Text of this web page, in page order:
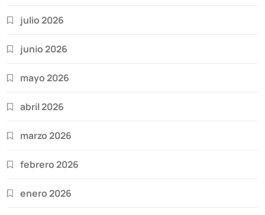
julio 2026
junio 2026
mayo 2026
abril 2026
marzo 2026
febrero 2026
enero 2026